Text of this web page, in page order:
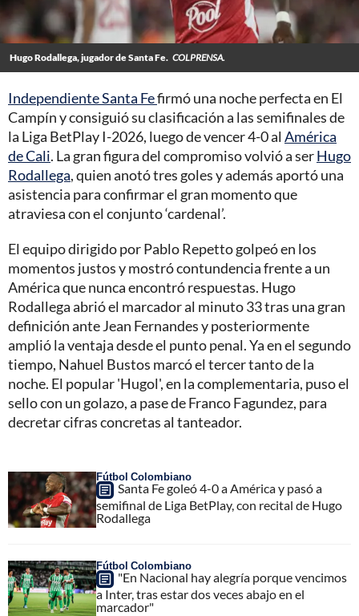
Hugo Rodallega, jugador de Santa Fe. COLPRENSA.
Independiente Santa Fefirmó una noche perfecta en El
Campín y consiguió su clasificación a las semifinales de
la Liga BetPlay I-2026, luego de vencer 4-0 al América
de Cali. La gran figura del compromiso volvió a serHugo
Rodallega, quien anotó tres goles y además aportó una
asistencia para confirmar el gran momento que
atraviesa con el conjunto ‘cardenal’.
El equipo dirigido por Pablo Repetto golpeó en los
momentos justos y mostró contundencia frente a un
América que nunca encontró respuestas. Hugo
Rodallega abrió el marcador al minuto 33 tras una gran
definición ante Jean Fernandes y posteriormente
amplió la ventaja desde el punto penal. Ya en el segundo
tiempo, Nahuel Bustos marcó el tercer tanto de la
noche. El popular 'Hugol', en la complementaria, puso el
sello con un golazo, a pase de Franco Fagundez, para
decretar cifras concretas al tanteador.
Fútbol Colombiano
Santa Fe goleó 4-0 a América y pasó a
semifinal de Liga BetPlay, con recital de Hugo
Rodallega
Fútbol Colombiano
"En Nacional hay alegría porque vencimos
a Inter, tras estar dos veces abajo en el
marcador"